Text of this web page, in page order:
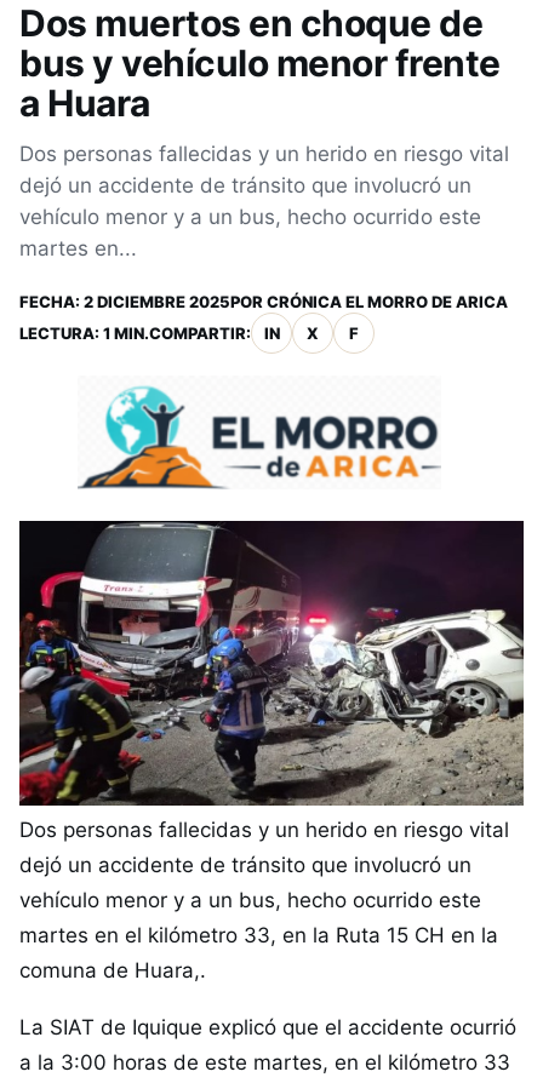
Dos muertos en choque de
bus y vehículo menor frente
a Huara
Dos personas fallecidas y un herido en riesgo vital
dejó un accidente de tránsito que involucró un
vehículo menor y a un bus, hecho ocurrido este
martes en...
FECHA: 2 DICIEMBRE 2025POR CRÓNICA EL MORRO DE ARICA
LECTURA: 1 MIN.COMPARTIR: IN X F
Dos personas fallecidas y un herido en riesgo vital
dejó un accidente de tránsito que involucró un
vehículo menor y a un bus, hecho ocurrido este
martes en el kilómetro 33, en la Ruta 15 CH en la
comuna de Huara,.
La SIAT de Iquique explicó que el accidente ocurrió
a la 3:00 horas de este martes, en el kilómetro 33